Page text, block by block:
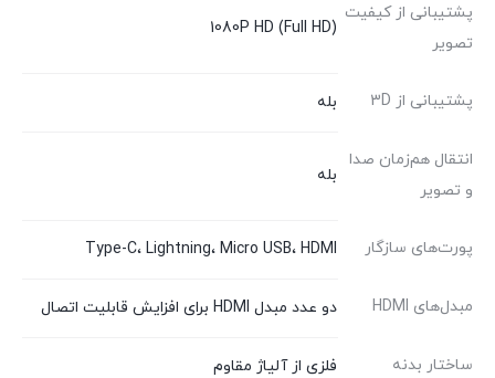
پشتیبانی از کیفیت
تصویر
1080P HD (Full HD)
پشتیبانی از 3D بله
انتقال هم‌زمان صدا
و تصویر
بله
پورت‌های سازگار Type-C، Lightning، Micro USB، HDMI
مبدل‌های HDMI دو عدد مبدل HDMI برای افزایش قابلیت اتصال
ساختار بدنه فلزی از آلیاژ مقاوم